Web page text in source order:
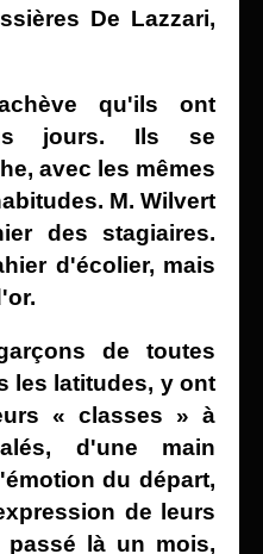
De Lazzari,
qu'ils ont
jours. Ils
se
avec les mêmes
M. Wilvert
des stagiaires.
d'écolier, mais
de toutes
les latitudes, y ont
« classes » à
d'une main
du départ,
de leurs
passé là un mois,